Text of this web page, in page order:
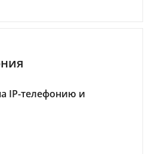
IP-телефонию и